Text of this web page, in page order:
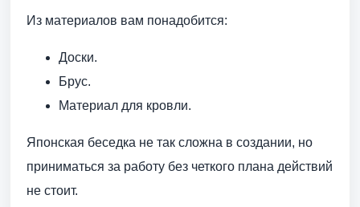
Из материалов вам понадобится:
Доски.
Брус.
Материал для кровли.
Японская беседка не так сложна в создании, но
приниматься за работу без четкого плана действий
не стоит.